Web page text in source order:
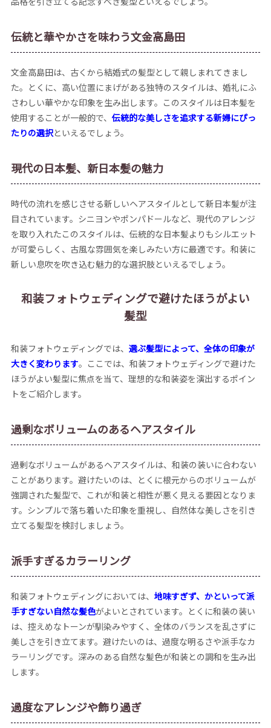
伝統と華やかさを味わう文金高島田
文金高島田は、古くから結婚式の髪型として親しまれてきまし
た。とくに、高い位置にまげがある独特のスタイルは、婚礼にふ
さわしい華やかな印象を生み出します。このスタイルは日本髪を
使用することが一般的で、 伝統的な美しさを追求する新婦にぴっ
たりの選択といえるでしょう。
現代の日本髪、新日本髪の魅力
時代の流れを感じさせる新しいヘアスタイルとして新日本髪が注
目されています。シニヨンやポンパドールなど、現代のアレンジ
を取り入れたこのスタイルは、伝統的な日本髪よりもシルエット
が可愛らしく、古風な雰囲気を楽しみたい方に最適です。和装に
新しい息吹を吹き込む魅力的な選択肢といえるでしょう。
和装フォトウェディングで避けたほうがよい
髪型
和装フォトウェディングでは、 選ぶ髪型によって、全体の印象が
大きく変わります。ここでは、和装フォトウェディングで避けた
ほうがよい髪型に焦点を当て、理想的な和装姿を演出するポイン
トをご紹介します。
過剰なボリュームのあるヘアスタイル
過剰なボリュームがあるヘアスタイルは、和装の装いに合わない
ことがあります。避けたいのは、とくに根元からのボリュームが
強調された髪型で、これが和装と相性が悪く見える要因となりま
す。シンプルで落ち着いた印象を重視し、自然体な美しさを引き
立てる髪型を検討しましょう。
派手すぎるカラーリング
和装フォトウェディングにおいては、 地味すぎず、かといって派
手すぎない自然な髪色がよいとされています。とくに和装の装い
は、控えめなトーンが馴染みやすく、全体のバランスを乱さずに
美しさを引き立てます。避けたいのは、過度な明るさや派手なカ
ラーリングです。深みのある自然な髪色が和装との調和を生み出
します。
過度なアレンジや飾り過ぎ